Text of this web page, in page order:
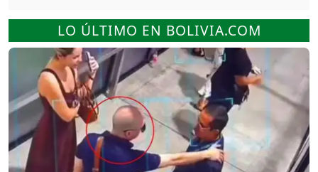
LO ÚLTIMO EN BOLIVIA.COM